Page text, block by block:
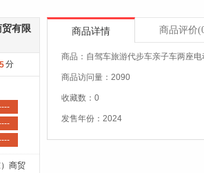
商品详情 商品评价
商品：自驾车旅游代步车亲子车两座电
商品访问量：2090
收藏数：0
发售年份：2024
有限
5分
商贸